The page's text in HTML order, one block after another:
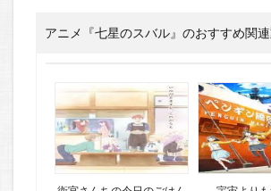
アニメ『七星のスバル』のおすすめ関